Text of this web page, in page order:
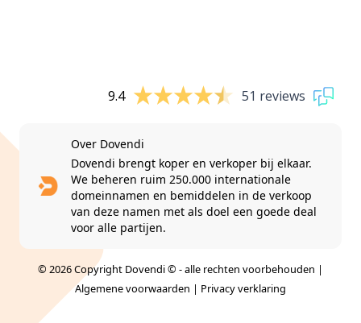
9.4 51 reviews
Over Dovendi
Dovendi brengt koper en verkoper bij elkaar.
We beheren ruim 250.000 internationale
domeinnamen en bemiddelen in de verkoop
van deze namen met als doel een goede deal
voor alle partijen.
© 2026 Copyright Dovendi © - alle rechten voorbehouden |
Algemene voorwaarden | Privacy verklaring